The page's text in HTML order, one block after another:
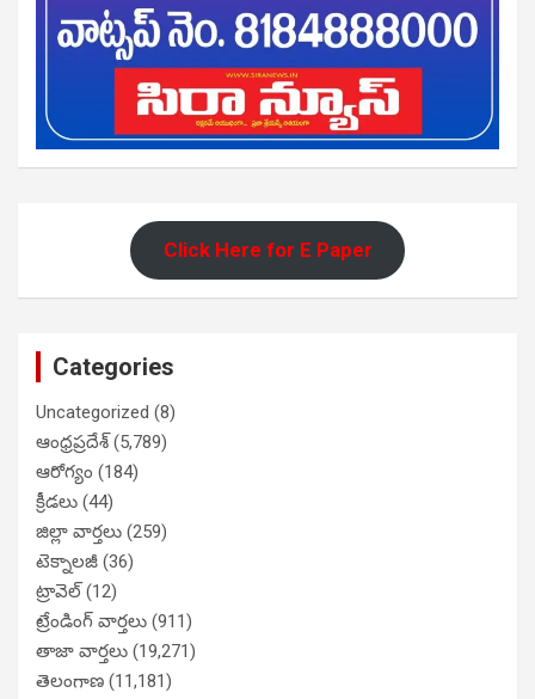
Click Here for E Paper
Categories
Uncategorized (8)
ఆంధ్రప్రదేశ్(5,789)
ఆరోగ్యం (184)
క్రీడలు (44)
జిల్లా వార్తలు (259)
టెక్నాలజీ (36)
ట్రావెల్(12)
ట్రేండింగ్ వార్తలు (911)
తాజా వార్తలు (19,271)
తెలంగాణ (11,181)